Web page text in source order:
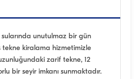
sularında unutulmaz bir gün
tekne kiralama hizmetimizle
zarif tekne, 12
bir seyir imkanı sunmaktadır.